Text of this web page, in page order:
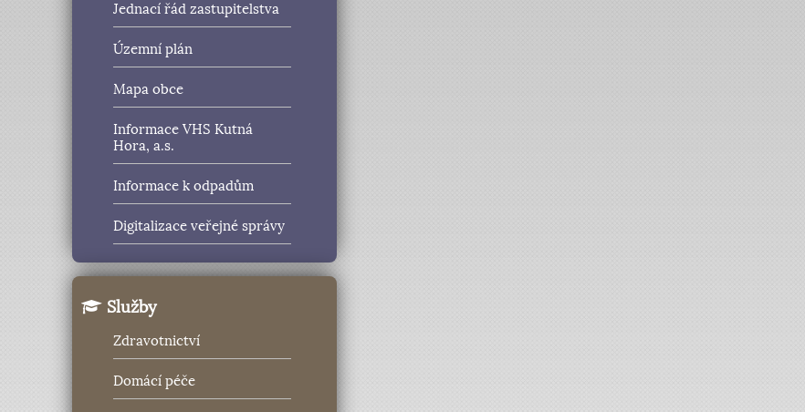
Jednací řád zastupitelstva
Územní plán
Mapa obce
Informace VHS Kutná
Hora, a.s.
Informace k odpadům
Digitalizace veřejné správy
Služby
Zdravotnictví
Domácí péče